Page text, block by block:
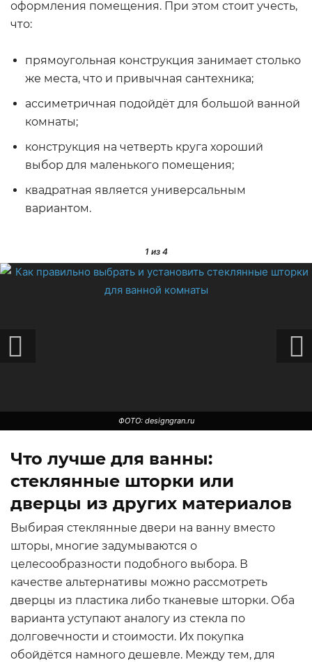
оформления помещения. При этом стоит учесть,
что:
прямоугольная конструкция занимает столько
же места, что и привычная сантехника;
ассиметричная подойдёт для большой ванной
комнаты;
конструкция на четверть круга хороший
выбор для маленького помещения;
квадратная является универсальным
вариантом.
1из 4
ФОТО: designgran.ru
ФОТО: alessandro-iovino.com
Что лучше для ванны:
стеклянные шторки или
дверцы из других материалов
Выбирая стеклянные двери на ванну вместо
шторы, многие задумываются о
целесообразности подобного выбора. В
качестве альтернативы можно рассмотреть
дверцы из пластика либо тканевые шторки. Оба
варианта уступают аналогу из стекла по
долговечности и стоимости. Их покупка
обойдётся намного дешевле. Между тем, для